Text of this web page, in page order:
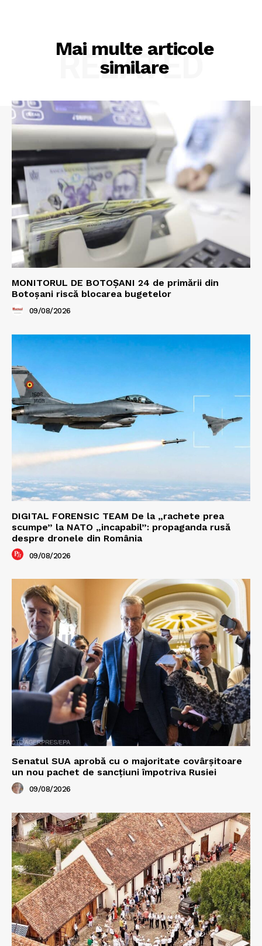
Mai multe articole
similare
RELATED
MONITORUL DE BOTOȘANI 24 de primării din
Botoșani riscă blocarea bugetelor
09/08/2026
DIGITAL FORENSIC TEAM De la „rachete prea
scumpe” la NATO „incapabil”: propaganda rusă
despre dronele din România
09/08/2026
Senatul SUA aprobă cu o majoritate covârșitoare
un nou pachet de sancțiuni împotriva Rusiei
09/08/2026